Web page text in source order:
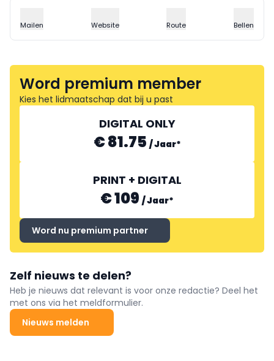
Mailen Website Route Bellen
Word premium member
Kies het lidmaatschap dat bij u past
DIGITAL ONLY
€ 81.75 /Jaar*
PRINT + DIGITAL
€ 109 /Jaar*
Word nu premium partner
Zelf nieuws te delen?
Heb je nieuws dat relevant is voor onze redactie? Deel het
met ons via het meldformulier.
Nieuws melden